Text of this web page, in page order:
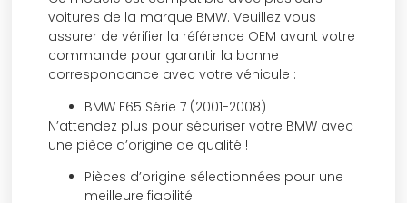
voitures de la marque BMW. Veuillez vous
assurer de vérifier la référence OEM avant votre
commande pour garantir la bonne
correspondance avec votre véhicule :
BMW E65 Série 7 (2001-2008)
N’attendez plus pour sécuriser votre BMW avec
une pièce d’origine de qualité !
Pièces d’origine sélectionnées pour une
meilleure fiabilité